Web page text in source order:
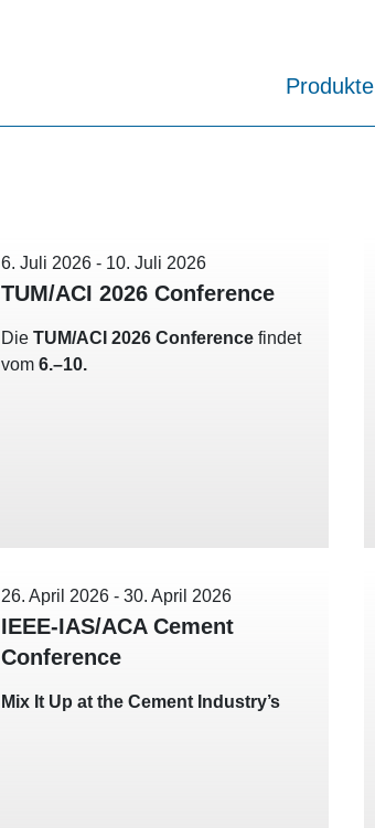
Produkte
6. Juli 2026 - 10. Juli 2026
TUM/ACI 2026 Conference
Die TUM/ACI 2026 Conference findet
vom 6.–10.
26. April 2026 - 30. April 2026
IEEE-IAS/ACA Cement
Conference
Mix It Up at the Cement Industry’s